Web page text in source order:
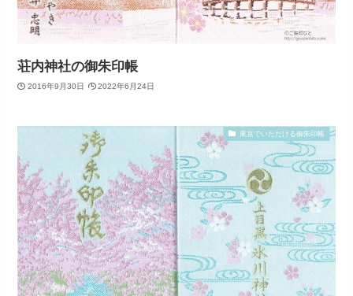
荘内神社の御朱印帳
2016年9月30日 2022年6月24日
東京でいただける御朱印帳